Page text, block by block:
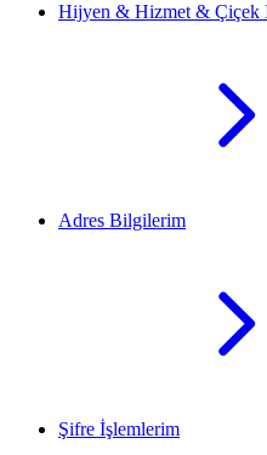
Hijyen & Hizmet & Çiçek
Adres Bilgilerim
Şifre İşlemlerim